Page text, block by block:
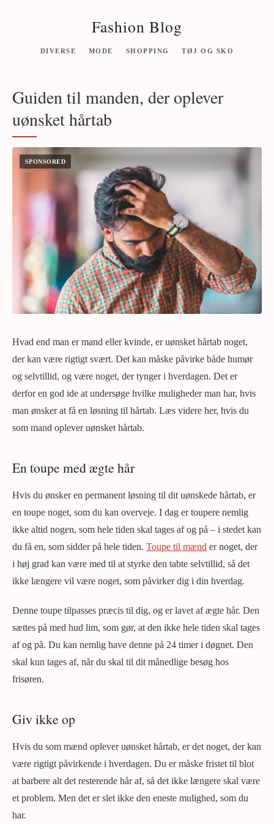
Fashion Blog
DIVERSE MODE SHOPPING TØJ OG SKO
Guiden til manden, der oplever
uønsket hårtab
Hvad end man er mand eller kvinde, er uønsket hårtab noget,
der kan være rigtigt svært. Det kan måske påvirke både humør
og selvtillid, og være noget, der tynger i hverdagen. Det er
derfor en god ide at undersøge hvilke muligheder man har, hvis
man ønsker at få en løsning til hårtab. Læs videre her, hvis du
som mand oplever uønsket hårtab.
En toupe med ægte hår
Hvis du ønsker en permanent løsning til dit uønskede hårtab, er
en toupe noget, som du kan overveje. I dag er toupere nemlig
ikke altid nogen, som hele tiden skal tages af og på – i stedet kan
du få en, som sidder på hele tiden. Toupe til mænd er noget, der
i høj grad kan være med til at styrke den tabte selvtillid, så det
ikke længere vil være noget, som påvirker dig i din hverdag.
Denne toupe tilpasses præcis til dig, og er lavet af ægte hår. Den
sættes på med hud lim, som gør, at den ikke hele tiden skal tages
af og på. Du kan nemlig have denne på 24 timer i døgnet. Den
skal kun tages af, når du skal til dit månedlige besøg hos
frisøren.
Giv ikke op
Hvis du som mænd oplever uønsket hårtab, er det noget, der kan
være rigtigt påvirkende i hverdagen. Du er måske fristet til blot
at barbere alt det resterende hår af, så det ikke længere skal være
et problem. Men det er slet ikke den eneste mulighed, som du
har.